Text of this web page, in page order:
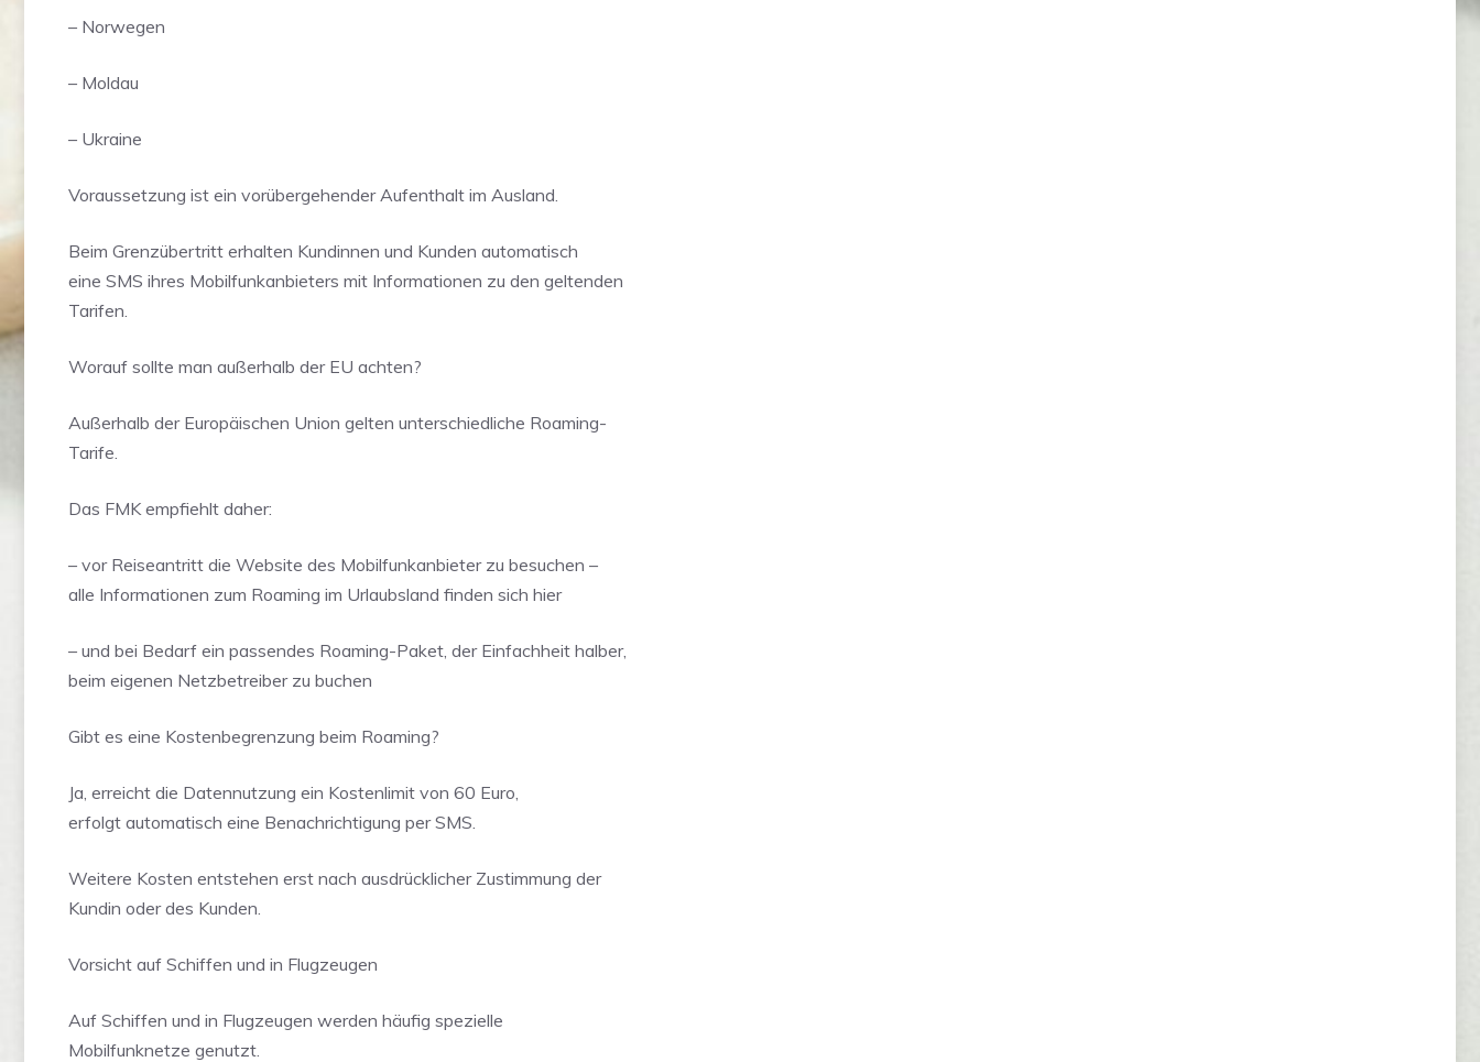
– Norwegen
– Moldau
– Ukraine
Voraussetzung ist ein vorübergehender Aufenthalt im Ausland.
Beim Grenzübertritt erhalten Kundinnen und Kunden automatisch
eine SMS ihres Mobilfunkanbieters mit Informationen zu den geltenden
Tarifen.
Worauf sollte man außerhalb der EU achten?
Außerhalb der Europäischen Union gelten unterschiedliche Roaming-
Tarife.
Das FMK empfiehlt daher:
– vor Reiseantritt die Website des Mobilfunkanbieter zu besuchen –
alle Informationen zum Roaming im Urlaubsland finden sich hier
– und bei Bedarf ein passendes Roaming-Paket, der Einfachheit halber,
beim eigenen Netzbetreiber zu buchen
Gibt es eine Kostenbegrenzung beim Roaming?
Ja, erreicht die Datennutzung ein Kostenlimit von 60 Euro,
erfolgt automatisch eine Benachrichtigung per SMS.
Weitere Kosten entstehen erst nach ausdrücklicher Zustimmung der
Kundin oder des Kunden.
Vorsicht auf Schiffen und in Flugzeugen
Auf Schiffen und in Flugzeugen werden häufig spezielle
Mobilfunknetze genutzt.